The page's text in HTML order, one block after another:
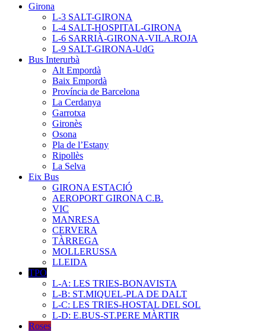
Girona
L-3 SALT-GIRONA
L-4 SALT-HOSPITAL-GIRONA
L-6 SARRIÀ-GIRONA-VILA.ROJA
L-9 SALT-GIRONA-UdG
Bus Interurbà
Alt Empordà
Baix Empordà
Província de Barcelona
La Cerdanya
Garrotxa
Gironès
Osona
Pla de l’Estany
Ripollès
La Selva
Eix Bus
GIRONA ESTACIÓ
AEROPORT GIRONA C.B.
VIC
MANRESA
CERVERA
TÀRREGA
MOLLERUSSA
LLEIDA
TPO
L-A: LES TRIES-BONAVISTA
L-B: ST.MIQUEL-PLA DE DALT
L-C: LES TRIES-HOSTAL DEL SOL
L-D: E.BUS-ST.PERE MÀRTIR
Roses